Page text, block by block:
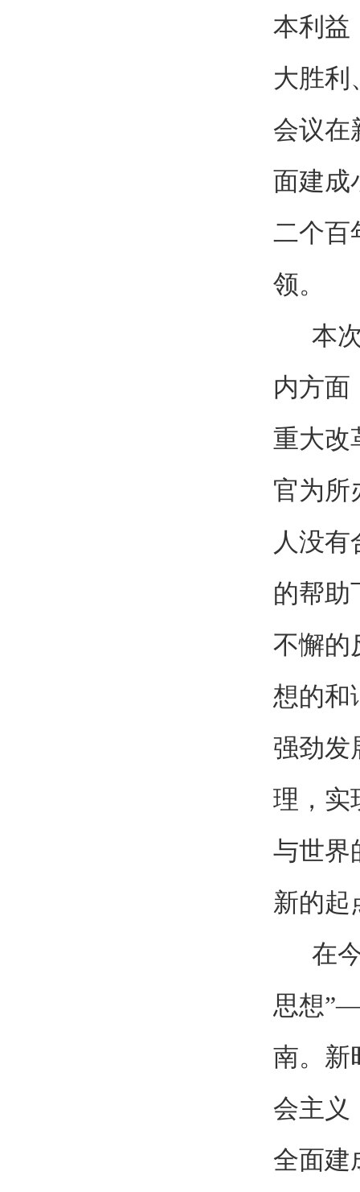
本利益
大胜利
会议在
面建成
二个百
领。
本次
内方面
重大改
官为所
人没
的帮助
不懈的
想的和
强劲发
理，实
与世界
新的起
在今
思想
南。新
会主义
全面建